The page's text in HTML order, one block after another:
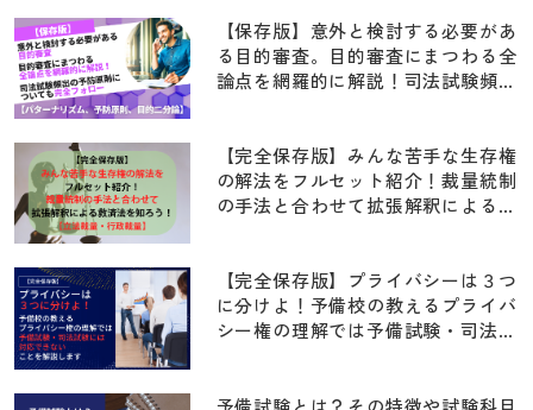
【保存版】意外と検討する必要があ
る目的審査。目的審査にまつわる全
論点を網羅的に解説！司法試験頻出
二分論】
【完全保存版】みんな苦手な生存権
の解法をフルセット紹介！裁量統制
の手法と合わせて拡張解釈による救
【完全保存版】プライバシーは３つ
に分けよ！予備校の教えるプライバ
シー権の理解では予備試験・司法試